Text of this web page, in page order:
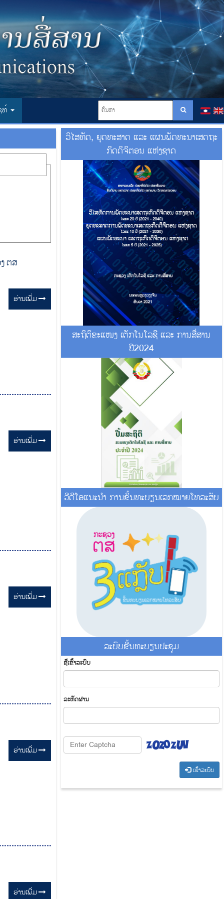
ທ໌
ຕສ
ອ່ານ​ເພີ່ມ
ອ່ານ​ເພີ່ມ
ອ່ານ​ເພີ່ມ
ອ່ານ​ເພີ່ມ
ອ່ານ​ເພີ່ມ
ວິໄສທັດ, ຍຸດທະສາດ ແລະ ແຜນພັດທະນາເສດຖະ
ກິດດິຈິຕອນ ແຫ່ງຊາດ
ສະຖິຕິຂະແໜງ ເຕັກໂນໂລຊີ ແລະ ການສື່ສານ
ປີ2024
ວີດີໂອແນະນໍາ ການຂຶ້ນທະບຽນເລກໝາຍໂທລະສັບ
ລະ​ບົບ​ຂື້ນ​ທະ​ບຽນ​ປະ​ຊຸມ
ຊື່​ເຂົ້າ​ລະ​ບົບ
​ລະ​ຫັດ​ຜ່ານ
​ເຂົ້າ​ລະ​ບົບ